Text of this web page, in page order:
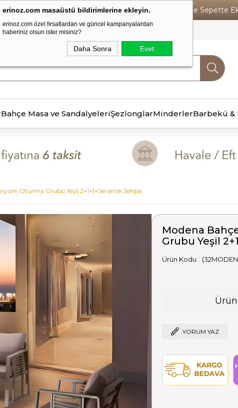
erinoz.com masaüstü bildirimlerine ekleyin.
erinoz.com özel fırsatlardan ve güncel kampanyalardan
haberiniz olsun ister misiniz?
Daha Sonra Evet
• Vade Farksız 6 Taksit ! • Havale Ödemelerde Sepette Ek
Bahçe Masa ve SandalyeleriŞezlonglarMinderlerBarbekü &
Oturma Grubu Yeşil 2+1+1+Seramik Sehpa
Modena
Grubu Yeşil
YORUM YAZ